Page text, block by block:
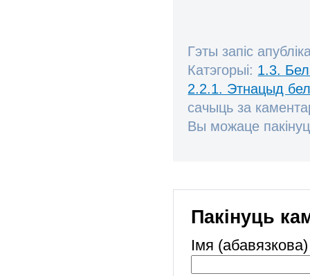
Гэты запіс
Катэгорыі: 1.3.
2.2.1. Этнацыд
сачыць за
Вы можаце
Пакінуць
Імя (абавязкова)